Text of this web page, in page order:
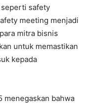
safety
meeting menjadi
mitra bisnis
untuk memastikan
kepada
menegaskan bahwa